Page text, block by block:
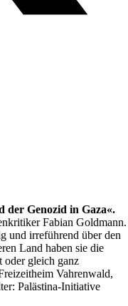
der Genozid in Gaza«.
Fabian Goldmann.
und irreführend über den
Land haben sie die
oder gleich ganz
Vahrenwald,
Palästina-Initiative